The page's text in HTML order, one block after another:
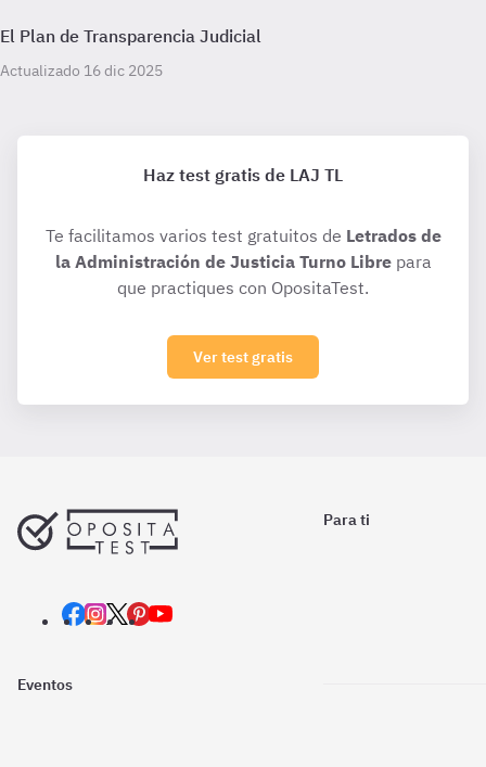
El Plan de Transparencia Judicial
Actualizado 16 dic 2025
Haz test gratis de LAJ TL
Te facilitamos varios test gratuitos de Letrados de
la Administración de Justicia Turno Librepara
que practiques con OpositaTest.
Ver test gratis
Para ti
Eventos